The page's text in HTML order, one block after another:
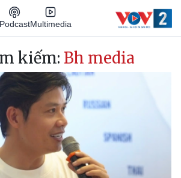
Multimedia
kiếm: Bh media